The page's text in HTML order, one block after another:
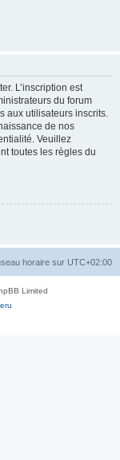
L’inscription est
du forum
aux utilisateurs inscrits.
de nos
Veuillez
toutes les règles du
horaire sur UTC+02:00
Limited